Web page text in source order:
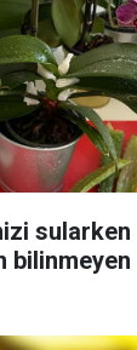
bilinmeyen